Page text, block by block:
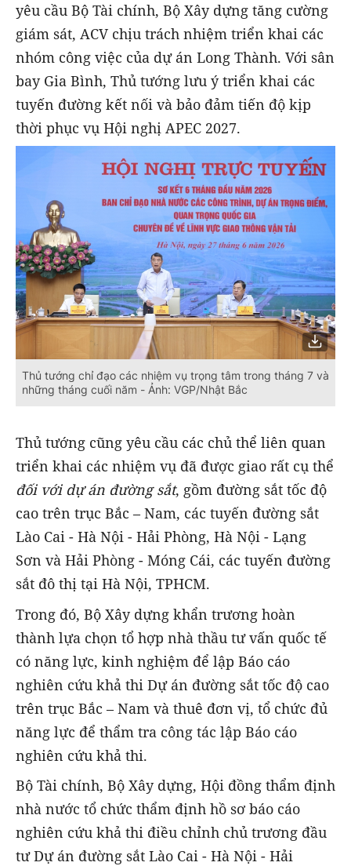
yêu cầu Bộ Tài chính, Bộ Xây dựng tăng cường
giám sát, ACV chịu trách nhiệm triển khai các
nhóm công việc của dự án Long Thành. Với sân
bay Gia Bình, Thủ tướng lưu ý triển khai các
tuyến đường kết nối và bảo đảm tiến độ kịp
thời phục vụ Hội nghị APEC 2027.
Thủ tướng chỉ đạo các nhiệm vụ trọng tâm trong tháng 7 và
những tháng cuối năm - Ảnh: VGP/Nhật Bắc
Thủ tướng cũng yêu cầu các chủ thể liên quan
triển khai các nhiệm vụ đã được giao rất cụ thể
đối với dự án đường sắt, gồm đường sắt tốc độ
cao trên trục Bắc – Nam, các tuyến đường sắt
Lào Cai - Hà Nội - Hải Phòng, Hà Nội - Lạng
Sơn và Hải Phòng - Móng Cái, các tuyến đường
sắt đô thị tại Hà Nội, TPHCM.
Trong đó, Bộ Xây dựng khẩn trương hoàn
thành lựa chọn tổ hợp nhà thầu tư vấn quốc tế
có năng lực, kinh nghiệm để lập Báo cáo
nghiên cứu khả thi Dự án đường sắt tốc độ cao
trên trục Bắc – Nam và thuê đơn vị, tổ chức đủ
năng lực để thẩm tra công tác lập Báo cáo
nghiên cứu khả thi.
Bộ Tài chính, Bộ Xây dựng, Hội đồng thẩm định
nhà nước tổ chức thẩm định hồ sơ báo cáo
nghiên cứu khả thi điều chỉnh chủ trương đầu
tư Dự án đường sắt Lào Cai - Hà Nội - Hải